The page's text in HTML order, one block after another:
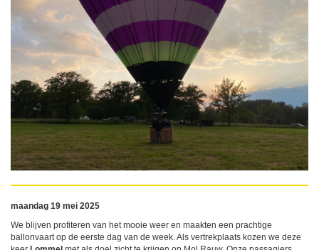
maandag 19 mei 2025
We blijven profiteren van het mooie weer en maakten een prachtige
ballonvaart op de eerste dag van de week. Als vertrekplaats kozen we deze